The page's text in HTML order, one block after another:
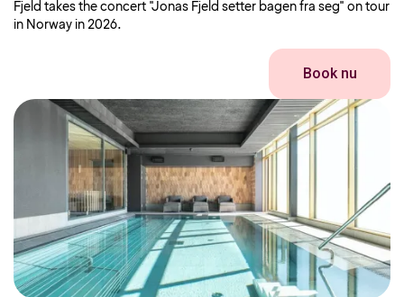
Fjeld takes the concert "Jonas Fjeld setter bagen fra seg" on tour
in Norway in 2026.
Book nu